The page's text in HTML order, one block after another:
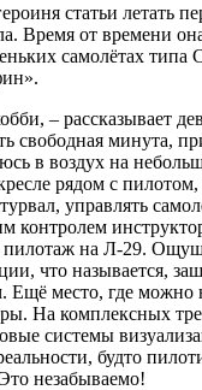
статьи летать
Время от времени
самолётах типа
– рассказывает
свободная минута,
в воздух на
рядом с пилотом,
управлять
контролем
пилотаж на Л-29.
что называется,
Ещё место, где можно
На комплексных
системы
будто
незабываемо!